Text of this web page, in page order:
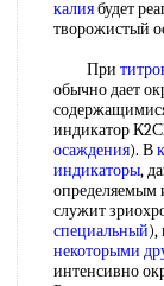
калиябудет
творожистый
При
обычно дает
индикатор
осаждения). В
индикаторы,
определяемым
служит
специальный),
некоторыми
интенсивно